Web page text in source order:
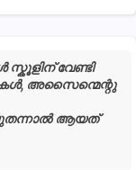
വേണ്ടി
അസൈന്മെന്റു
ആയത്